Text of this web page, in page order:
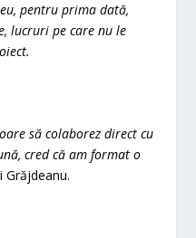
pentru prima dată,
lucruri pe care nu le
să colaborez direct cu
cred că am format o